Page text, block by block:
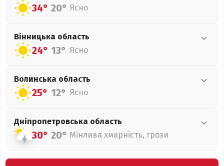
34° 20° Ясно
Вінницька область
24° 13° Ясно
Волинська область
25° 12° Ясно
Дніпропетровська область
30° 20° Мінлива хмарність, грози